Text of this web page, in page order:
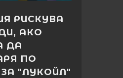
РИСКУВА
АКО
ДА
ПО
"ЛУКОЙЛ"